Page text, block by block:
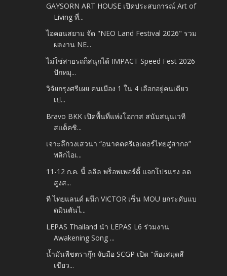
GAYSORN ART HOUSE เปิดประสบการณ์ Art of
Living ที่...
ไอคอนสยาม จัด "NEO Land Festival 2026" รวม
ผลงาน NE...
ไม่ใช่สายรถก็สนุกได้ IMPACT Speed Fest 2026
ปักหมุ...
วิจัยกรุงศรีเผย คนเมือง 1 ใน 4 เลือกอยู่คนเดียว
เป...
Bravo BKK เปิดพื้นที่แห่งโอกาส สนับสนุนเวที
สแต็คชิ...
เจาะลึกวงเสวนา “อนาคตครีเอเตอร์ไทยสู่สากล”
พลิกไอเ...
11-12 ก.ค. นี้ ลลิล พร็อพเพอร์ตี้ แจกโปรแรง ลด
สูงส...
ที ไทยแลนด์ ผนึก VICTOR เซ็น MOU ยกระดับแบ
ดมินตันไ...
LEPAS Thailand นำ LEPAS L6 ร่วมงาน
Awakening Song ...
น้ำมันพืชตรากุ๊ก จับมือ SCGP เปิด "ห้องสมุดสี
เขียว...